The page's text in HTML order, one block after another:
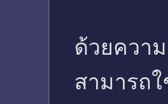
ด้วยควา
สามารถ